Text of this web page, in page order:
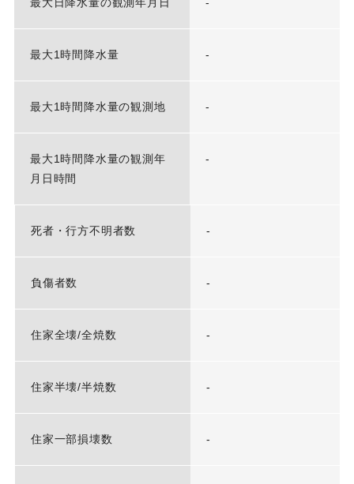
最大1時間降水量 -
最大1時間降水量の観測地 -
最大1時間降水量の観測年
月日時間
-
死者・行方不明者数 -
負傷者数 -
住家全壊/全焼数 -
住家半壊/半焼数 -
住家一部損壊数 -